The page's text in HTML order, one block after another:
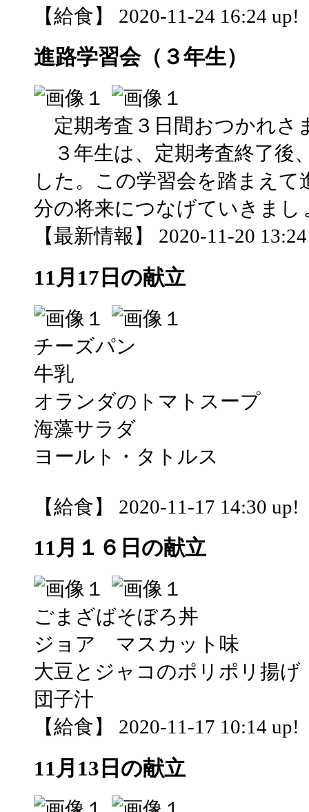
【給食】 2020-11-24 16:24 up!
進路学習会（３年生）
定期考査３日間おつかれさ
３年生は、定期考査終了後
した。この学習会を踏まえ
分の将来につなげていきまし
【最新情報】 2020-11-20
11月17日の献立
チーズパン
牛乳
オランダのトマトスープ
海藻サラダ
ヨールト・タトルス
【給食】 2020-11-17 14:30 up!
11月１６日の献立
ごまざばそぼろ丼
ジョア マスカット味
大豆とジャコのポリポリ揚げ
団子汁
【給食】 2020-11-17 10:14 up!
11月13日の献立